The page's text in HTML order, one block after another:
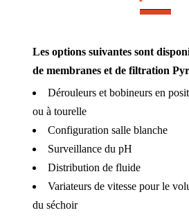
Les options suivantes sont
de membranes et de filtration
Dérouleurs et bobineurs en
ou à tourelle
Configuration salle blanche
Surveillance du pH
Distribution de fluide
Variateurs de vitesse pour le
du séchoir